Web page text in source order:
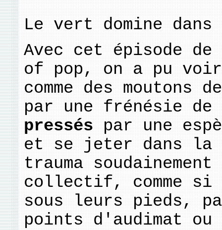
Le vert domine
Avec cet épisode
of pop, on a pu
comme des moutons
par une frénésie de
presséspar une
et se jeter dans la
trauma
collectif, comme
sous leurs pieds,
points d'audimat